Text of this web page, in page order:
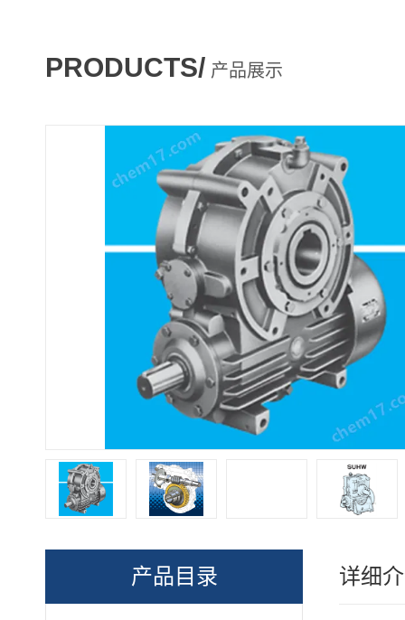
PRODUCTS/ 产品展示
产品目录 详细